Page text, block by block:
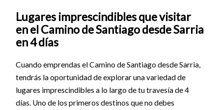
Lugares imprescindibles que visitar
en el Camino de Santiago desde Sarria
en 4 días
Cuando emprendas el Camino de Santiago desde Sarria,
tendrás la oportunidad de explorar una variedad de
lugares imprescindibles a lo largo de tu travesía de 4
días. Uno de los primeros destinos que no debes